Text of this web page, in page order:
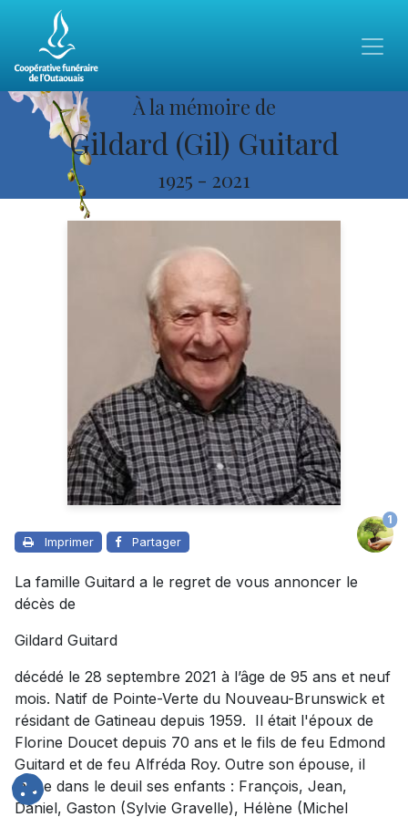
À la mémoire de
Gildard (Gil) Guitard
1925 - 2021
Imprimer Partager
1
La famille Guitard a le regret de vous annoncer le
décès de
Gildard Guitard
décédé le 28 septembre 2021 à l’âge de 95 ans et neuf
mois. Natif de Pointe-Verte du Nouveau-Brunswick et
résidant de Gatineau depuis 1959. Il était l'époux de
Florine Doucet depuis 70 ans et le fils de feu Edmond
Guitard et de feu Alfréda Roy. Outre son épouse, il
laisse dans le deuil ses enfants : François, Jean,
Daniel, Gaston (Sylvie Gravelle), Hélène (Michel